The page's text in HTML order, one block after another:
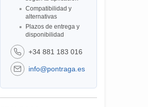
Compatibilidad y
alternativas
Plazos de entrega y
disponibilidad
+34 881 183 016
info@pontraga.es